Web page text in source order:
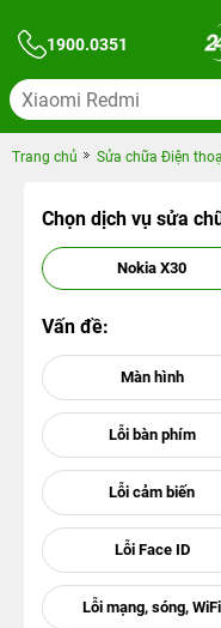
1900.0351
Trang chủ Sửa chữa Điện
Chọn dịch vụ sửa
Nokia X30
Vấn đề: